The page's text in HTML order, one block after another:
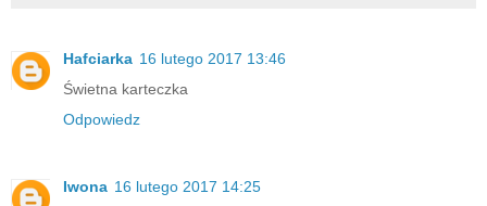
Hafciarka 16 lutego 2017 13:46
Świetna karteczka
Odpowiedz
Iwona 16 lutego 2017 14:25